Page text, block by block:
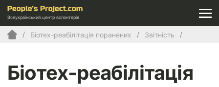
Всеукраїнський центр волонтерів
Біотех-реабілітація поранених Звітність
Біотех-реабілітація